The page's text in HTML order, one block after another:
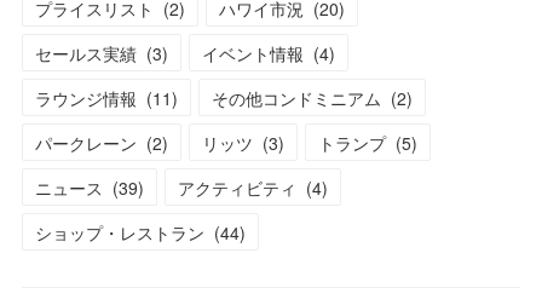
プライスリスト (2) ハワイ市況 (20)
セールス実績 (3) イベント情報 (4)
ラウンジ情報 (11) その他コンドミニアム (2)
パークレーン (2) リッツ (3) トランプ (5)
ニュース (39) アクティビティ (4)
ショップ・レストラン (44)